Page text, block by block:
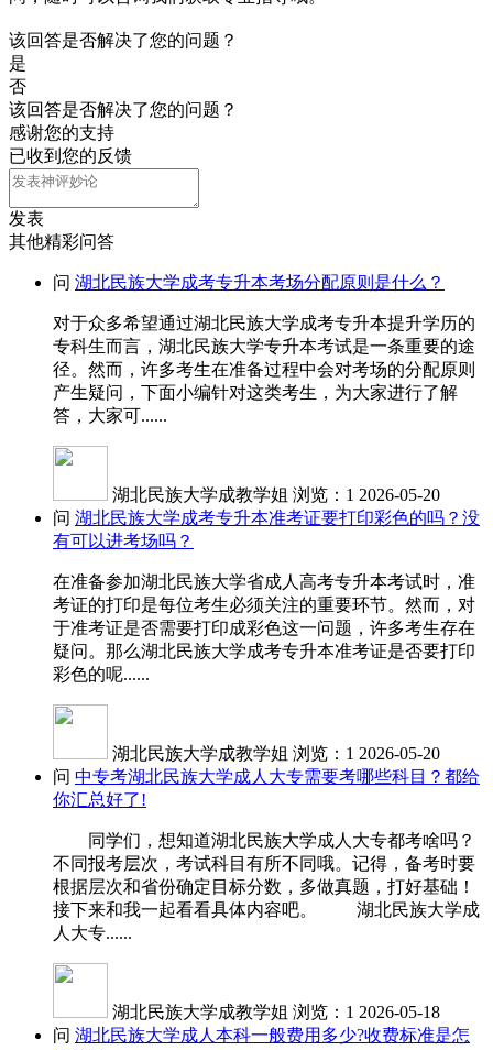
该回答是否解决了您的问题？
是
否
该回答是否解决了您的问题？
感谢您的支持
已收到您的反馈
发表
其他精彩问答
问 湖北民族大学成考专升本考场分配原则是什么？
对于众多希望通过湖北民族大学成考专升本提升学历的
专科生而言，湖北民族大学专升本考试是一条重要的途
径。然而，许多考生在准备过程中会对考场的分配原则
产生疑问，下面小编针对这类考生，为大家进行了解
答，大家可......
湖北民族大学成教学姐 浏览：1 2026-05-20
问 湖北民族大学成考专升本准考证要打印彩色的吗？没
有可以进考场吗？
在准备参加湖北民族大学省成人高考专升本考试时，准
考证的打印是每位考生必须关注的重要环节。然而，对
于准考证是否需要打印成彩色这一问题，许多考生存在
疑问。那么湖北民族大学成考专升本准考证是否要打印
彩色的呢......
湖北民族大学成教学姐 浏览：1 2026-05-20
问 中专考湖北民族大学成人大专需要考哪些科目？都给
你汇总好了!
同学们，想知道湖北民族大学成人大专都考啥吗？
不同报考层次，考试科目有所不同哦。记得，备考时要
根据层次和省份确定目标分数，多做真题，打好基础！
接下来和我一起看看具体内容吧。 湖北民族大学成
人大专......
湖北民族大学成教学姐 浏览：1 2026-05-18
问 湖北民族大学成人本科一般费用多少?收费标准是怎